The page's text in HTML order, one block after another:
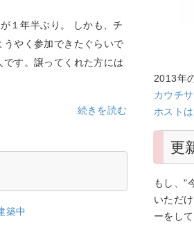
１年半ぶり。 しかも、チ
やく参加できたぐらいで
す。譲ってくれた方には
続きを読む
築中
2013年
カウチ
ホスト
更
もし、"
いただ
ーをし